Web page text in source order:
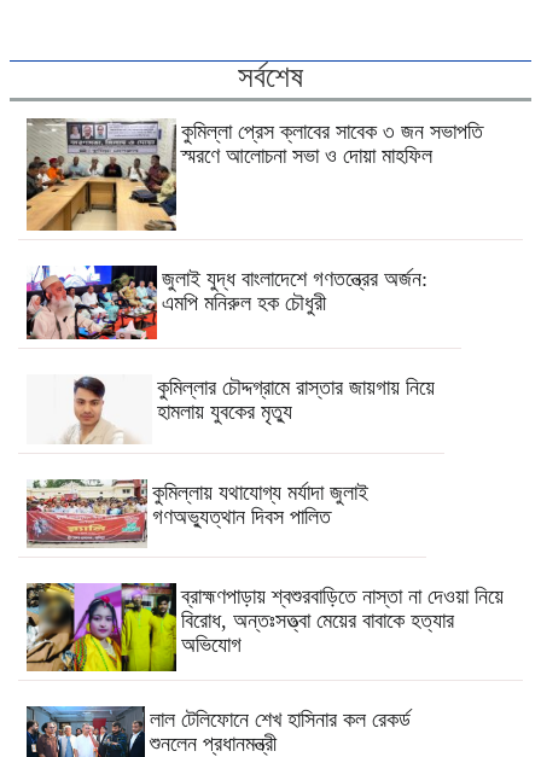
সর্বশেষ
কুমিল্লা প্রেস ক্লাবের সাবেক ৩ জন সভাপতি
স্মরণে আলোচনা সভা ও দোয়া মাহফিল
জুলাই যুদ্ধ বাংলাদেশে গণতন্ত্রের অর্জন:
এমপি মনিরুল হক চৌধুরী
কুমিল্লার চৌদ্দগ্রামে রাস্তার জায়গায় নিয়ে
হামলায় যুবকের মৃত্যু
কুমিল্লায় যথাযোগ্য মর্যাদা জুলাই
গণঅভ্যুত্থান দিবস পালিত
ব্রাহ্মণপাড়ায় শ্বশুরবাড়িতে নাস্তা না দেওয়া নিয়ে
বিরোধ, অন্তঃসত্ত্বা মেয়ের বাবাকে হত্যার
অভিযোগ
লাল টেলিফোনে শেখ হাসিনার কল রেকর্ড
শুনলেন প্রধানমন্ত্রী